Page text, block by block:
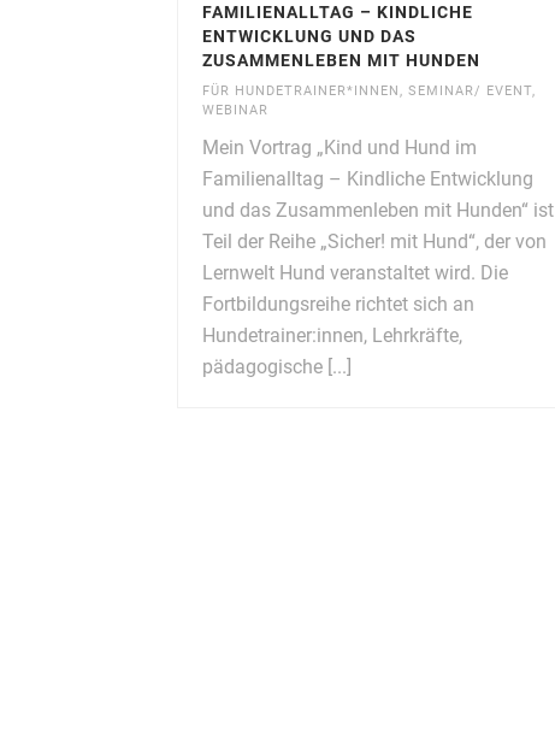
FAMILIENALLTAG – KINDLICHE
ENTWICKLUNG UND DAS
ZUSAMMENLEBEN MIT HUNDEN
FÜR HUNDETRAINER*INNEN, SEMINAR/ EVENT,
WEBINAR
Mein Vortrag „Kind und Hund im
Familienalltag – Kindliche Entwicklung
und das Zusammenleben mit Hunden“ ist
Teil der Reihe „Sicher! mit Hund“, der von
Lernwelt Hund veranstaltet wird. Die
Fortbildungsreihe richtet sich an
Hundetrainer:innen, Lehrkräfte,
pädagogische [...]